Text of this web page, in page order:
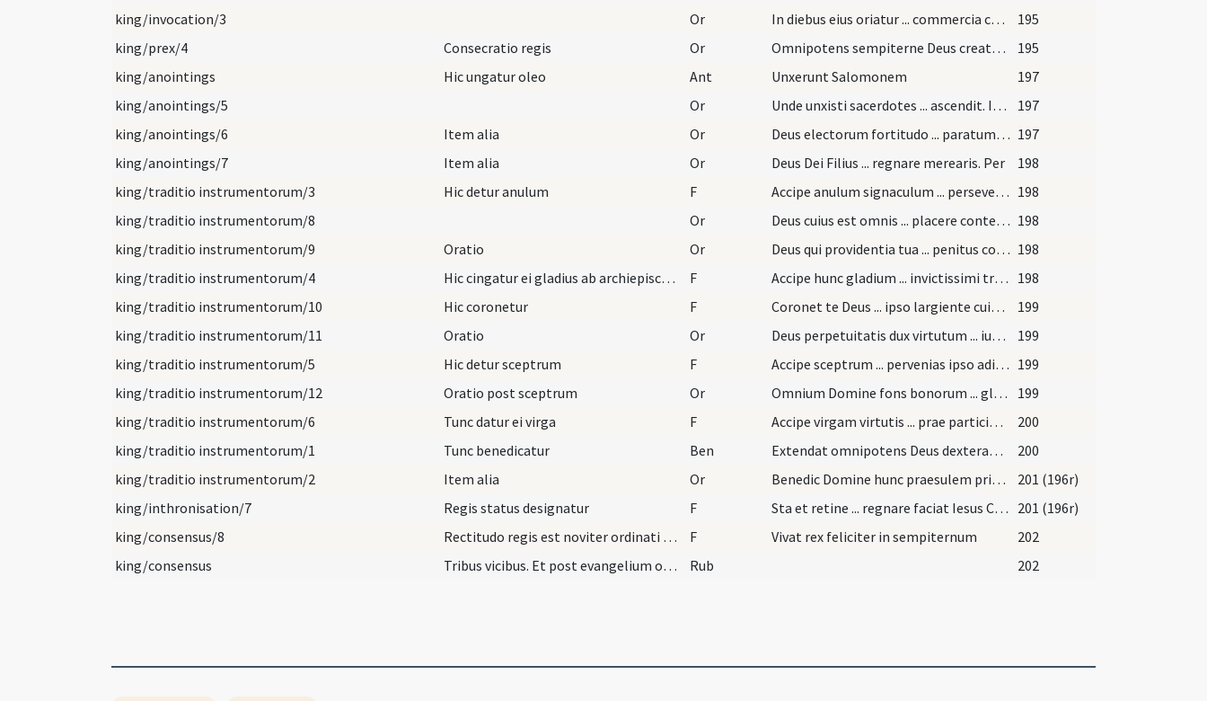
king/invocation/3
Or In diebus eius oriatur ... commercia consequatur. Per
195
king/prex/4
Consecratio regis Or Omnipotens sempiterne Deus creator ac gubernator ... oleo gratiae Spiritus Sancti perunge
195
king/anointings
Hic ungatur oleo Ant Unxerunt Salomonem
197
king/anointings/5
Or Unde unxisti sacerdotes ... ascendit. In cuius manu victoria omnis gloria et potestas consistunt et tecum vivit et regnat
197
king/anointings/6
Item alia Or Deus electorum fortitudo ... paratum habere facias. Per 197
king/anointings/7
Item alia Or Deus Dei Filius ... regnare merearis. Per
198
king/traditio instrumentorum/3
Hic detur anulum F Accipe anulum signaculum ... perseverabilitati connecti. Per 198
king/traditio instrumentorum/8
Or Deus cuius est omnis ... placere contendat. Per 198
king/traditio instrumentorum/9
Oratio Or Deus qui providentia tua ... penitus conteratur. Per 198
king/traditio instrumentorum/4
Hic cingatur ei gladius ab archiepiscopo F Accipe hunc gladium ... invictissimi triumphatoris Domini nostri Iesus Christi qui cum Patre et Spiritu Sancto 198
king/traditio instrumentorum/10
Hic coronetur F Coronet te Deus ... ipso largiente cuius regnum permanet in saecula saeculorum. Per
199
king/traditio instrumentorum/11
Oratio Or Deus perpetuitatis dux virtutum ... iugiter famuletur. Per
199
king/traditio instrumentorum/5
Hic detur sceptrum F Accipe sceptrum ... pervenias ipso adiuvante cuius regnum et 199
king/traditio instrumentorum/12
Oratio post sceptrum Or Omnium Domine fons bonorum ... glorietur in regno. Per
199
king/traditio instrumentorum/6
Tunc datur ei virga F Accipe virgam virtutis ... prae participibus suis. Iesum Christum Dominum nostrum
200
king/traditio instrumentorum/1
Tunc benedicatur Ben Extendat omnipotens Deus dexteram ... esse consortem. Amen. Quod ipse praestare dignetur. Amen
200
king/traditio instrumentorum/2
Item alia Or Benedic Domine hunc praesulem principem ... obtinere pacificum. Amen. Quod ipse
201 (196r)
king/inthronisation/7
Regis status designatur F Sta et retine ... regnare faciat Iesus Christus Dominus noster rex regum 201 (196r)
king/consensus/8
Rectitudo regis est noviter ordinati et in solium… F Vivat rex feliciter in sempiternum
202
king/consensus
Tribus vicibus. Et post evangelium offerat rex ad… Rub 202